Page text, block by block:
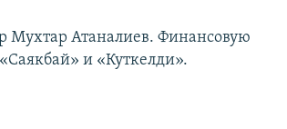
Мухтар Атаналиев. Финансовую
и «Куткелди».